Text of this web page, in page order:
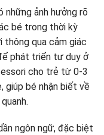
ảnh hưởng rõ
bé trong thời kỳ
thông qua cảm giác
phát triển tư duy ở
cho trẻ từ 0-3
giúp bé nhận biết về
ngôn ngữ, đặc biệt